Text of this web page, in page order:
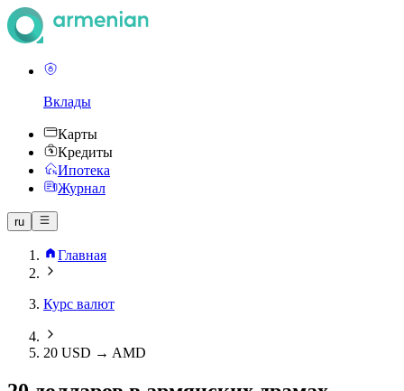
Вклады
Карты
Кредиты
Ипотека
Журнал
ru
Главная
Курс валют
20 USD → AMD